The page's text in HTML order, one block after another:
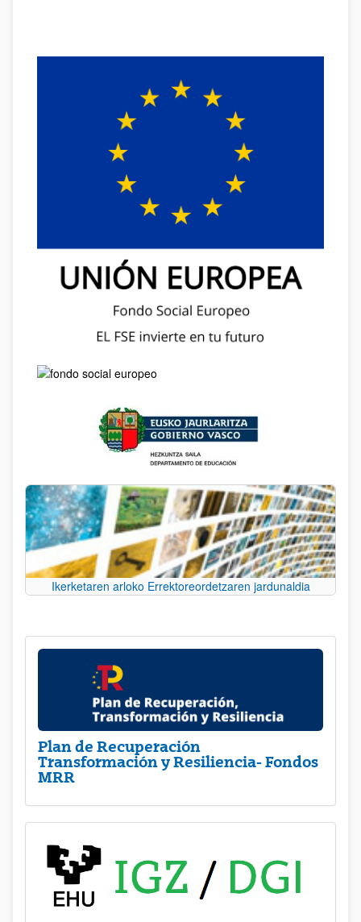
Ikerketaren arloko Errektoreordetzaren jardunaldia
Plan de Recuperación
Transformación y Resiliencia- Fondos
MRR